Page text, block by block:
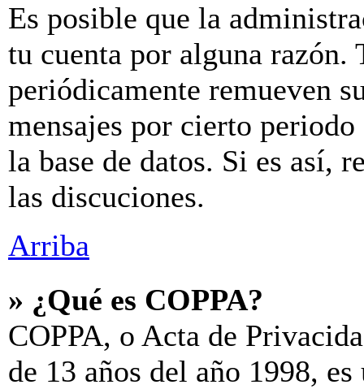
Es posible que la
tu cuenta por alguna razón.
periódicamente remueven
mensajes por cierto
la base de datos. Si es así,
las discuciones.
Arriba
» ¿Qué es COPPA?
COPPA, o Acta de
de 13 años del año 1998,